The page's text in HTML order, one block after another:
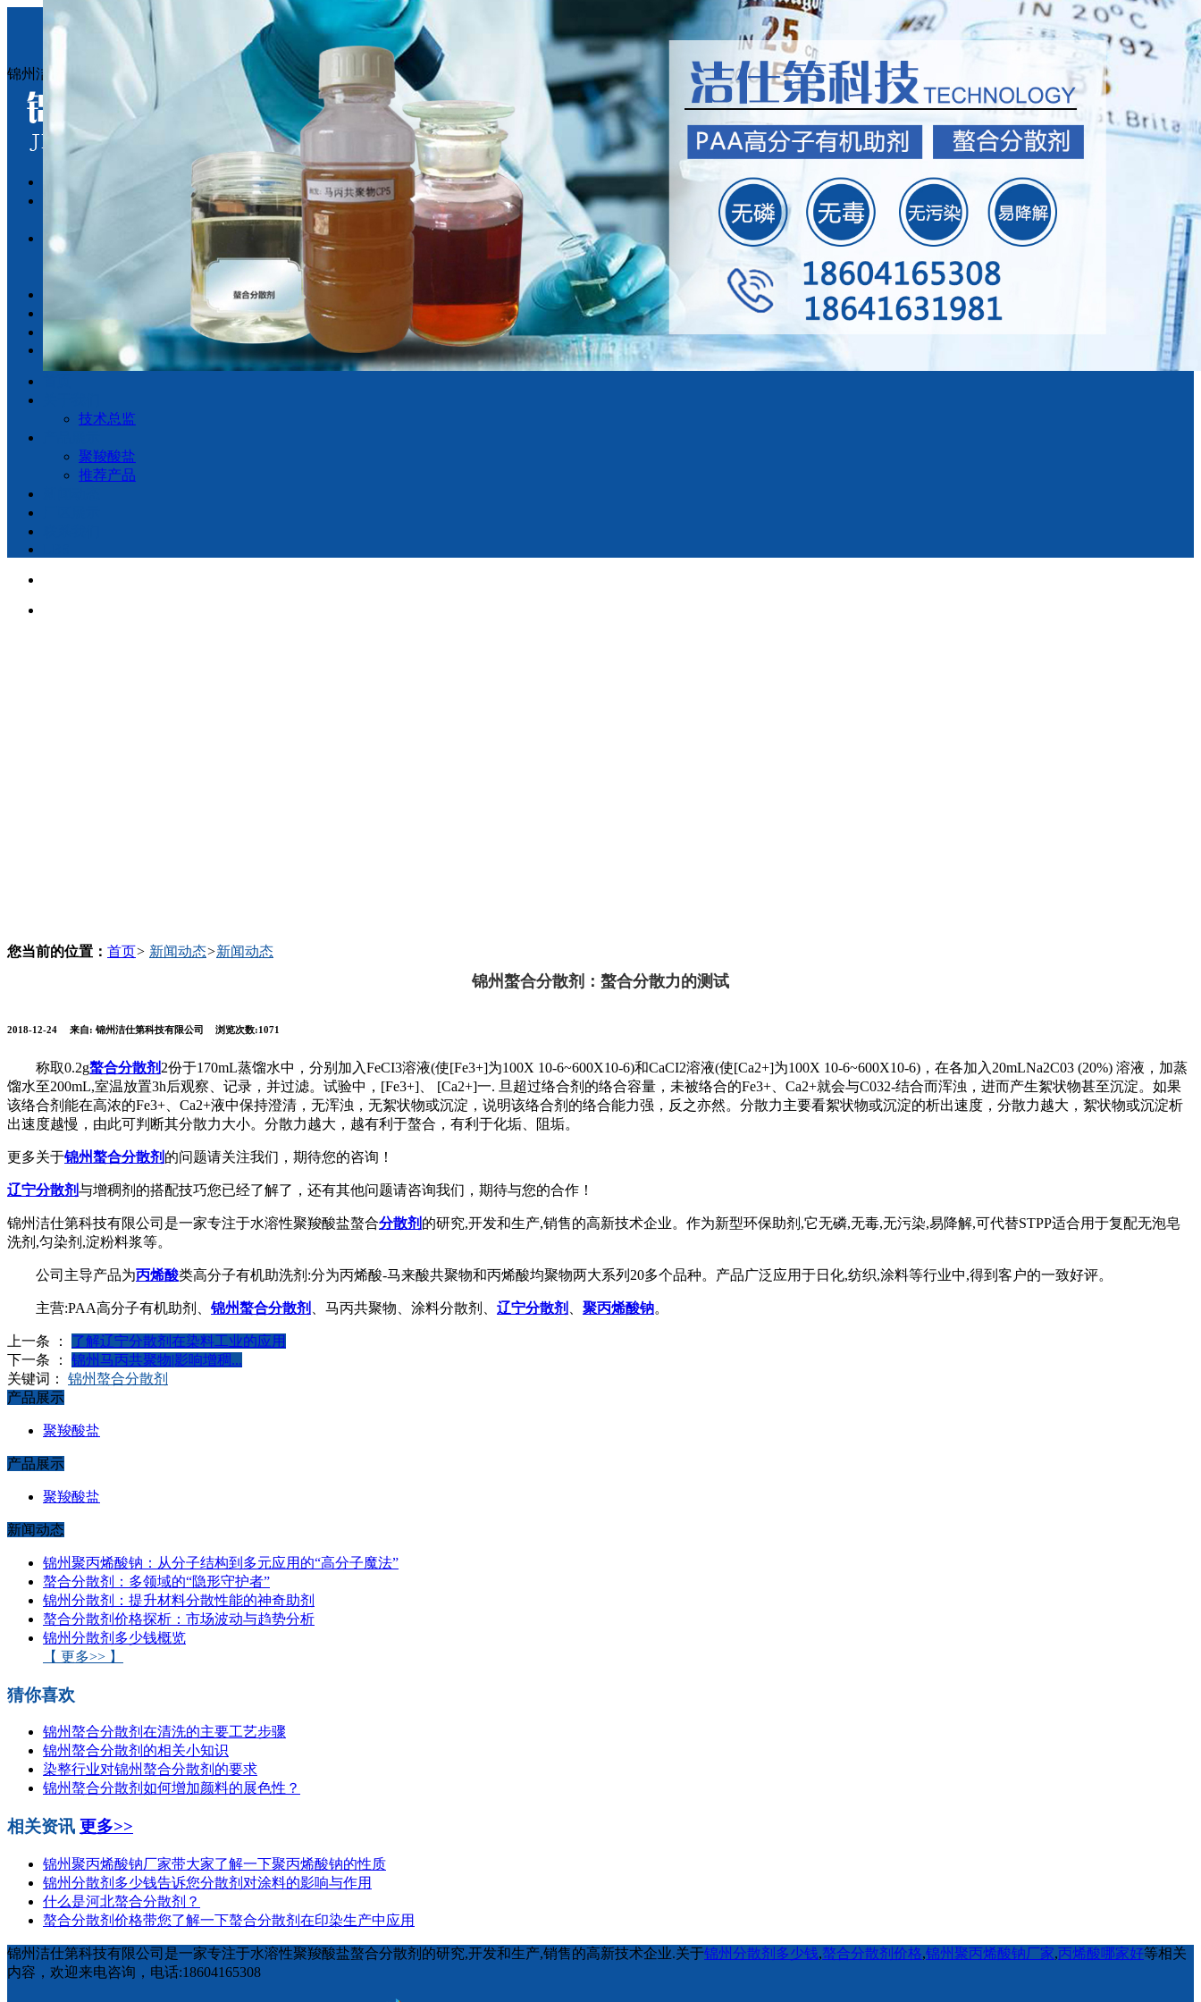
锦州洁仕第科技有限公司
产品展示
聚羧酸盐
推荐产品
联系我们
LBS
技术总监
聚羧酸盐
推荐产品
您当前的位置： 首页> 新闻动态>新闻动态
锦州螯合分散剂：螯合分散力的测试
2018-12-24 来自: 锦州洁仕第科技有限公司 浏览次数:1071
称取0.2g螯合分散剂 2份于170mL蒸馏水中，分别加入FeCI3溶液(使[Fe3+]为100X 10-6~600X10-6)和CaCI2溶液(使[Ca2+]为100X 10-6~600X10-6)，在各加入20mLNa2C03 (20%) 溶液，加蒸
馏水至200mL,室温放置3h后观察、记录，并过滤。试验中，[Fe3+]、 [Ca2+]一. 旦超过络合剂的络合容量，未被络合的Fe3+、Ca2+就会与C032-结合而浑浊，进而产生絮状物甚至沉淀。如果
该络合剂能在高浓的Fe3+、Ca2+液中保持澄清，无浑浊，无絮状物或沉淀，说明该络合剂的络合能力强，反之亦然。分散力主要看絮状物或沉淀的析出速度，分散力越大，絮状物或沉淀析
出速度越慢，由此可判断其分散力大小。分散力越大，越有利于螯合，有利于化垢、阻垢。
更多关于锦州螯合分散剂 的问题请关注我们，期待您的咨询！
辽宁分散剂与增稠剂的搭配技巧您已经了解了，还有其他问题请咨询我们，期待与您的合作！
锦州洁仕第科技有限公司是一家专注于水溶性聚羧酸盐螯合分散剂 的研究,开发和生产,销售的高新技术企业。作为新型环保助剂,它无磷,无毒,无污染,易降解,可代替STPP适合用于复配无泡皂
洗剂,匀染剂,淀粉料浆等。
公司主导产品为丙烯酸类高分子有机助洗剂:分为丙烯酸-马来酸共聚物和丙烯酸均聚物两大系列20多个品种。产品广泛应用于日化,纺织,涂料等行业中,得到客户的一致好评。
主营:PAA高分子有机助剂、 锦州螯合分散剂 、马丙共聚物、涂料分散剂、 辽宁分散剂 聚丙烯酸钠。
上一条 ：
了解辽宁分散剂在染料工业的应用
下一条 ：
锦州马丙共聚物|影响增稠...
关键词： 锦州螯合分散剂
产品展示
聚羧酸盐
产品展示
聚羧酸盐
新闻动态
锦州聚丙烯酸钠：从分子结构到多元应用的“高分子魔法”
螯合分散剂：多领域的“隐形守护者”
锦州分散剂：提升材料分散性能的神奇助剂
螯合分散剂价格探析：市场波动与趋势分析
锦州分散剂多少钱概览
【 更多>> 】
猜你喜欢
锦州螯合分散剂在清洗的主要工艺步骤
锦州螯合分散剂的相关小知识
染整行业对锦州螯合分散剂的要求
锦州螯合分散剂如何增加颜料的展色性？
相关资讯 更多>>
锦州聚丙烯酸钠厂家​带大家了解一下聚丙烯酸钠的性质
锦州分散剂多少钱告诉您分散剂对涂料的影响与作用
什么是河北螯合分散剂？
螯合分散剂价格​带您了解一下螯合分散剂在印染生产中应用
锦州洁仕第科技有限公司是一家专注于水溶性聚羧酸盐螯合分散剂的研究,开发和生产,销售的高新技术企业.关于锦州分散剂多少钱,螯合分散剂价格,锦州聚丙烯酸钠厂家,丙烯酸哪家好等相关
内容，欢迎来电咨询，电话:18604165308